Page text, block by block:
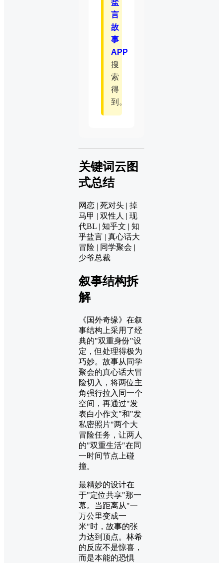
盐
言
故
事
APP
搜
索
得
到。
关键词云图
式总结
网恋 | 死对头 | 掉
马甲 | 双性人 | 现
代BL | 知乎文 | 知
乎盐言 | 真心话大
冒险 | 同学聚会 |
少爷总裁
叙事结构拆
解
《国外奇缘》在叙
事结构上采用了经
典的"双重身份"设
定，但处理得极为
巧妙。故事从同学
聚会的真心话大冒
险切入，将两位主
角强行拉入同一个
空间，再通过"发
表白小作文"和"发
私密照片"两个大
冒险任务，让两人
的"双重生活"在同
一时间节点上碰
撞。
最精妙的设计在
于"定位共享"那一
幕。当距离从"一
万公里变成一
米"时，故事的张
力达到顶点。林希
的反应不是惊喜，
而是本能的恐惧